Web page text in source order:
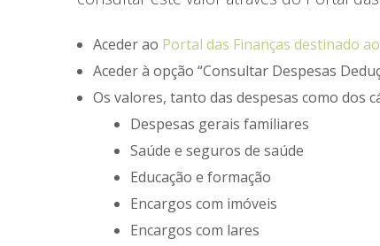
Aceder ao Portal das Finanças destinado ao
Aceder à opção “Consultar Despesas
Os valores, tanto das despesas como dos
Despesas gerais familiares
Saúde e seguros de saúde
Educação e formação
Encargos com imóveis
Encargos com lares